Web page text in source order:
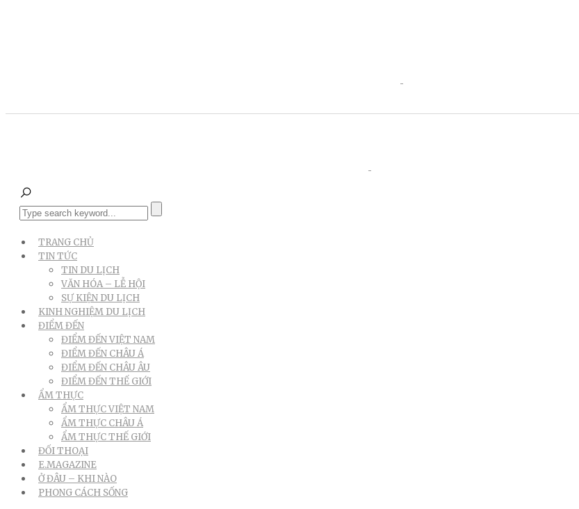
TRANG CHỦ
TIN TỨC
TIN DU LỊCH
VĂN HÓA – LỄ HỘI
SỰ KIỆN DU LỊCH
KINH NGHIỆM DU LỊCH
ĐIỂM ĐẾN
ĐIỂM ĐẾN VIỆT NAM
ĐIỂM ĐẾN CHÂU Á
ĐIỂM ĐẾN CHÂU ÂU
ĐIỂM ĐẾN THẾ GIỚI
ẨM THỰC
ẨM THỰC VIỆT NAM
ẨM THỰC CHÂU Á
ẨM THỰC THẾ GIỚI
ĐỐI THOẠI
E.MAGAZINE
Ở ĐÂU – KHI NÀO
PHONG CÁCH SỐNG